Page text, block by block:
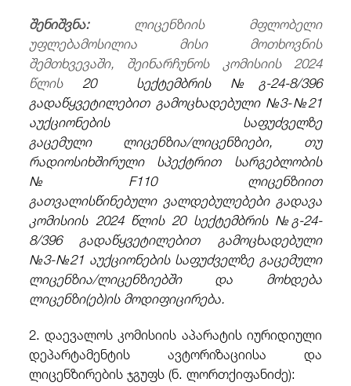
შენიშვნა: ლიცენზიის მფლობელი
უფლებამოსილია მისი მოთხოვნის
შემთხვევაში, შეინარჩუნოს კომისიის 2024
წლის20 სექტემბრის №გ-24-8/396
გადაწყვეტილებით გამოცხადებული №3-№21
აუქციონების საფუძველზე
გაცემული ლიცენზია/ლიცენზიები, თუ
რადიოსიხშირული სპექტრით სარგებლობის
№F110 ლიცენზიით
გათვალისწინებული ვალდებულებები გადავა
კომისიის 2024 წლის 20 სექტემბრის №გ-24-
8/396 გადაწყვეტილებით გამოცხადებული
№3-№21 აუქციონების საფუძველზე გაცემული
ლიცენზია/ლიცენზიებში და მოხდება
ლიცენზი(ებ)ის მოდიფიცირება.
2. დაევალოს კომისიის აპარატის იურიდიული
დეპარტამენტის ავტორიზაციისა და
ლიცენზირების ჯგუფს (ნ. ლორთქიფანიძე):